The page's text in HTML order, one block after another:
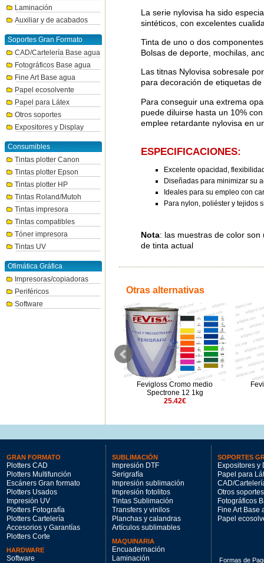
Laminación
Auxiliar y de acabados
Soportes Gran Formato
CAD/Cartelería Base agua
Fotográficos Base agua
Fine Art Base agua
Papel ecosolvente
Papel para Látex
Otros soportes
Expositores y Display
Consumibles
Tintas plotter Canon
Tintas plotter Epson
Tintas plotter HP
Tintas Roland/Mutoh
Tintas impresora
Tintas compatibles
Tóner impresora
Tintas UV
Ofimática Gráfica
Impresoras/copiadoras
Periféricos
Software
La serie nylovisa ha sido
sintéticos, con excelentes
Tinta de uno o dos
Bolsas de deporte, mochilas,
Las titnas Nylovisa sobresale
para decoración de etiquetas de
Para conseguir una extrema
puede diluirse hasta un 10%
emplee retardante nylovisa en
ESPECIFICACIONES:
Excelente opacidad,
Diseñadas para minimizar su
Ideales para su empleo con
Para nylon, poliéster y tejidos
Nota: las muestras de color
de tinta actual
Otras alternativas
Fevigloss Azul Reflex 48 1kg
Fevigloss Cromo medio
Spectrone 12 1kg
25.42€
GRAN FORMATO
Plotters CAD
Plotters Multifunción
Escáners Gran formato
Plotters Usados
Impresión UV
Plotters Fotografía
Plotters Cartelería
Accesorios y Garantías
Plotters Corte
HARDWARE
Software
SUBLIMACIÓN
Impresión DTF
Serigrafía
Impresión sublimación
Impresión fotolitos
Tintas Sublimación
Transfers y vinilos
Planchas y calandras
Artículos sublimables
MAQUINARIA
Encuadernación
Laminación
SOPORTES
Expositores y
Papel para
CAD/
Otros soportes
Fotográficos
Fine Art Base
Papel
Formas de